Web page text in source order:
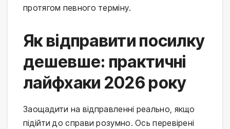
протягом певного терміну.
Як відправити посилку
дешевше: практичні
лайфхаки 2026 року
Заощадити на відправленні реально, якщо
підійти до справи розумно. Ось перевірені